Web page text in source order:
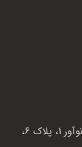
تهران، شهرک صنعتی پرند، خیابان نوآوران، نوآور 1، پلاک 6،